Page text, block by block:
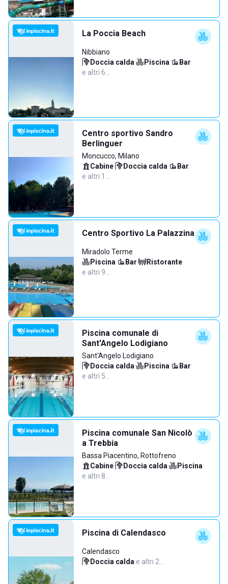
La Poccia Beach
Nibbiano
Doccia calda· Piscina· Bar·
e altri 6…
Centro sportivo Sandro
Berlinguer
Moncucco, Milano
Cabine· Doccia calda· Bar·
e altri 1…
Centro Sportivo La Palazzina
Miradolo Terme
Piscina· Bar· Ristorante·
e altri 9…
Piscina comunale di
Sant'Angelo Lodigiano
Sant'Angelo Lodigiano
Doccia calda· Piscina· Bar·
e altri 5…
Piscina comunale San Nicolò
a Trebbia
Bassa Piacentino, Rottofreno
Cabine· Doccia calda· Piscina·
e altri 8…
Piscina di Calendasco
Calendasco
Doccia calda·e altri 2…